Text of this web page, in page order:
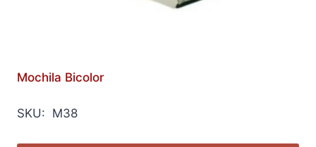
Mochila Bicolor
SKU: M38